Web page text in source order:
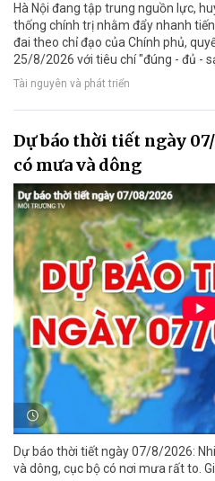
Hà Nội đang tập trung nguồn lực,
thống chính trị nhằm đẩy nhanh
đai theo chỉ đạo của Chính phủ,
25/8/2026 với tiêu chí "đúng - đủ -
Tài nguyên và phát triển
Dự báo thời tiết ngày
có mưa và dông
Dự báo thời tiết ngày 07/8/2026:
và dông, cục bộ có nơi mưa rất to.